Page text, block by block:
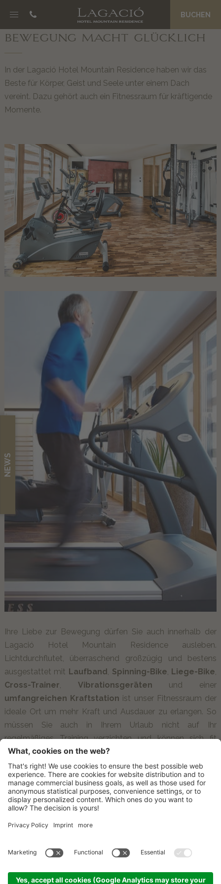
NEWS
NOSC DA CIASA
Genuss am Morgen
Preise und Angebote
JËNT
Philosophie
Granderwasser
Ein ganzes Team als Gastgeber
Private Concierge
Gäste erzählen
MOMËNC
Alta Badia & die Dolomiten hautnah
Inhouse Shop & Rent
Sommerlust
Winterfreude
Erlebnisse
ANGEBOTE
UNVERBINDLICHE ANFRAGE
JETZT ONLINE BUCHEN
BUCHEN
BEWEGUNG MACHT GLÜCKLICH
In der Lagació Hotel Mountain Residence haben wir das
Beste für Körper, Geist und Seele unter einem Dach
vereint. Dazu gehört auch ein Fitnessraum für kräftigende
Momente.
Ihre Liebe zur Bewegung dürfen Sie auch innerhalb der
Lagació Hotel Mountain Residence ausleben.
Lichtdurchflutet, überraschend großzügig und bestens
ausgestattet mit Laufband, Spinning-Bike, Liege-Bike,
Cross-Trainer, Vibrationsgeräten und einer
umfangreichen Kraftstation ist unser Fitnessraum der
ideale Ort um mehr Kraft und Ausdauer zu erlangen. So
müssen Sie auch in Ihrem Urlaub nicht auf Ihr
regelmäßiges Training verzichten und können sich fit
machen für die vielen Unternehmungen in der herrlichen
Natur rund um unser Haus.
ANREISE
NEWSLETTER